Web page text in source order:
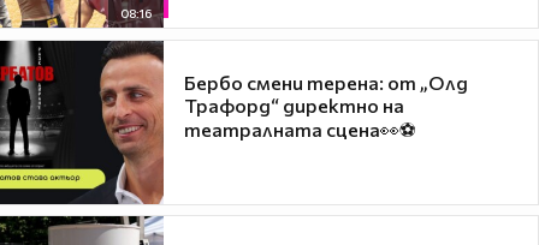
08:16
Бербо смени терена: от „Олд
Трафорд“ директно на
театралната сцена👀⚽